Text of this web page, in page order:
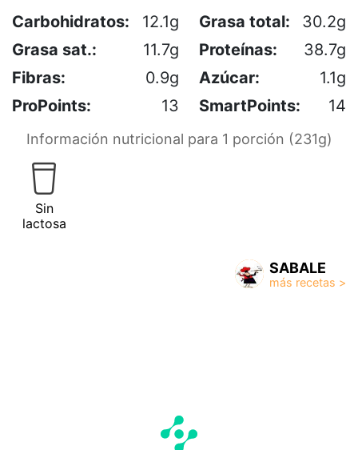
Carbohidratos: 12.1g Grasa total:
30.2g
Grasa sat.:
11.7g Proteínas:
38.7g
Fibras:
0.9g Azúcar:
1.1g
ProPoints:
13 SmartPoints: 14
Información nutricional para 1 porción (231g)
Sin
lactosa
SABALE